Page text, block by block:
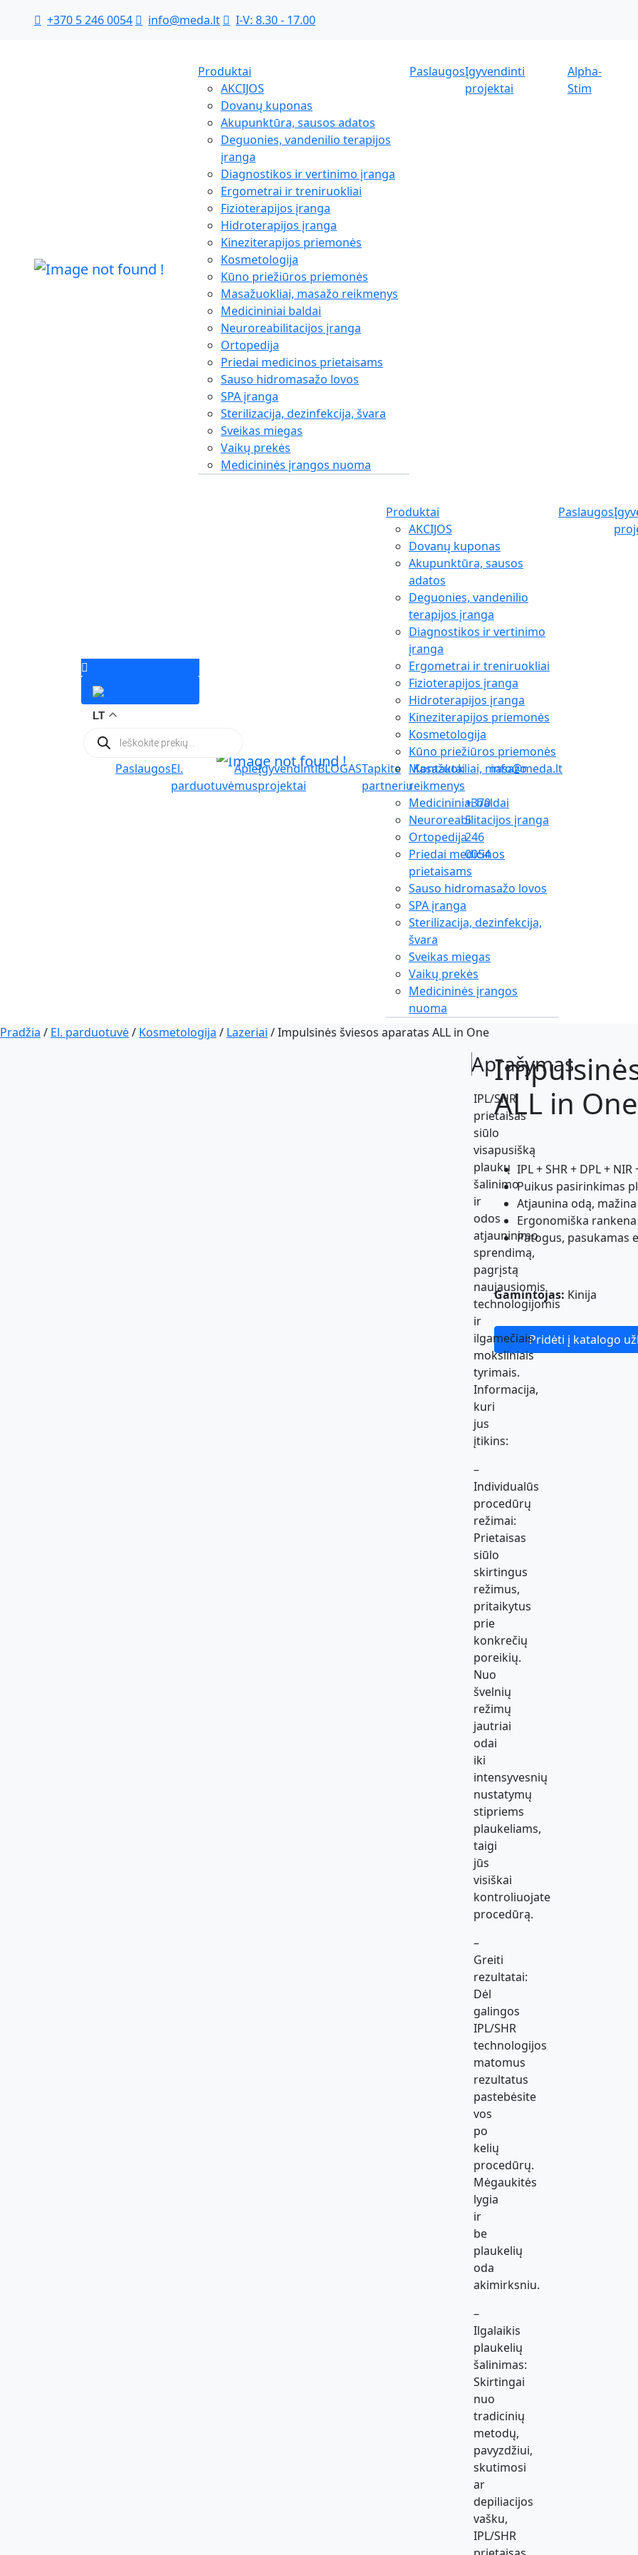
+370 5 246 0054 info@meda.lt I-V: 8.30 - 17.00
Produktai
AKCIJOS
Dovanų kuponas
Akupunktūra, sausos adatos
Deguonies, vandenilio terapijos
įranga
Diagnostikos ir vertinimo įranga
Ergometrai ir treniruokliai
Fizioterapijos įranga
Hidroterapijos įranga
Kineziterapijos priemonės
Kosmetologija
Kūno priežiūros priemonės
Masažuokliai, masažo reikmenys
Medicininiai baldai
Neuroreabilitacijos įranga
Ortopedija
Priedai medicinos prietaisams
Sauso hidromasažo lovos
SPA įranga
Sterilizacija, dezinfekcija, švara
Sveikas miegas
Vaikų prekės
Medicininės įrangos nuoma
PaslaugosĮgyvendinti
projektai
Alpha-
Stim
Produktai
AKCIJOS
Dovanų kuponas
Akupunktūra, sausos
adatos
Deguonies, vandenilio
terapijos įranga
Diagnostikos ir vertinimo
įranga
Ergometrai ir treniruokliai
Fizioterapijos įranga
Hidroterapijos įranga
Kineziterapijos priemonės
Kosmetologija
Kūno priežiūros priemonės
Masažuokliai, masažo
reikmenys
Medicininiai baldai
Neuroreabilitacijos įranga
Ortopedija
Priedai medicinos
prietaisams
Sauso hidromasažo lovos
SPA įranga
Sterilizacija, dezinfekcija,
švara
Sveikas miegas
Vaikų prekės
Medicininės įrangos
nuoma
Paslaugos
LT
Products
search
PaslaugosEl.
parduotuvė
Apie
mus
Įgyvendinti
projektai
BLOGASTapkite
partneriu
Kontaktai
+370
5
246
0054
info@meda.lt
Pradžia / El. parduotuvė/ Kosmetologija / Lazeriai / Impulsinės šviesos aparatas ALL in One
ALL in One
IPL + SHR + DPL + NIR
Puikus pasirinkimas
Atjaunina odą,
Ergonomiška rankena
Patogus, pasukamas
Gamintojas: Kinija
Pridėti į katalogo
Aprašymas
IPL/SHR
prietaisas
siūlo
visapusišką
plaukų
šalinimo
ir
odos
atjauninimo
sprendimą,
pagrįstą
naujausiomis
technologijomis
ir
ilgamečiais
moksliniais
tyrimais.
Informacija,
kuri
jus
įtikins:
–
Individualūs
procedūrų
režimai:
Prietaisas
siūlo
skirtingus
režimus,
pritaikytus
prie
konkrečių
poreikių.
Nuo
švelnių
režimų
jautriai
odai
iki
intensyvesnių
nustatymų
stipriems
plaukeliams,
taigi
jūs
visiškai
kontroliuojate
procedūrą.
–
Greiti
rezultatai:
Dėl
galingos
IPL/SHR
technologijos
matomus
rezultatus
pastebėsite
vos
po
kelių
procedūrų.
Mėgaukitės
lygia
ir
be
plaukelių
oda
akimirksniu.
–
Ilgalaikis
plaukelių
šalinimas:
Skirtingai
nuo
tradicinių
metodų,
pavyzdžiui,
skutimosi
ar
depiliacijos
vašku,
IPL/SHR